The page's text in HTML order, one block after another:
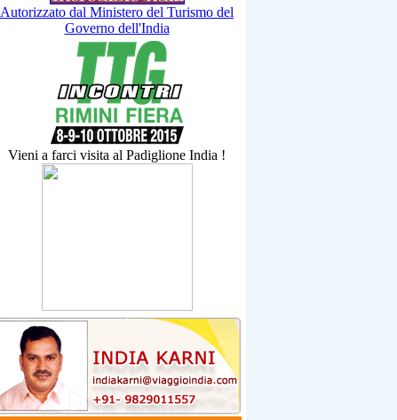
Autorizzato dal Ministero del Turismo del
Governo dell'India
Vieni a farci visita al Padiglione India !